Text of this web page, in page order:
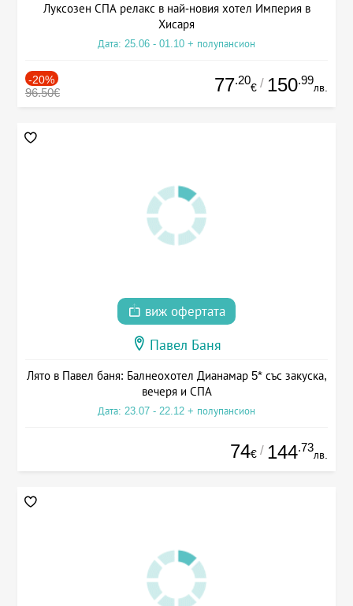
Луксозен СПА релакс в най-новия хотел Империя в
Хисаря
Дата: 25.06 - 01.10 + полупансион
-20%
96.50€ 77.20
€ / 150.99
лв.
виж офертата
Павел Баня
Лято в Павел баня: Балнеохотел Дианамар 5* със закуска,
вечеря и СПА
Дата: 23.07 - 22.12 + полупансион
74€ / 144.73
лв.